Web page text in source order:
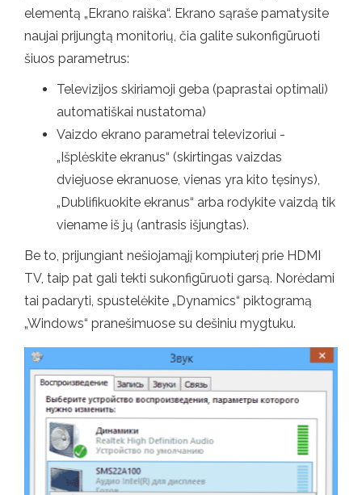
elementą „Ekrano raiška“. Ekrano sąraše pamatysite
naujai prijungtą monitorių, čia galite sukonfigūruoti
šiuos parametrus:
Televizijos skiriamoji geba (paprastai optimali)
automatiškai nustatoma)
Vaizdo ekrano parametrai televizoriui -
„Išplėskite ekranus“ (skirtingas vaizdas
dviejuose ekranuose, vienas yra kito tęsinys),
„Dublifikuokite ekranus“ arba rodykite vaizdą tik
viename iš jų (antrasis išjungtas).
Be to, prijungiant nešiojamąjį kompiuterį prie HDMI
TV, taip pat gali tekti sukonfigūruoti garsą. Norėdami
tai padaryti, spustelėkite „Dynamics“ piktogramą
„Windows“ pranešimuose su dešiniu mygtuku.